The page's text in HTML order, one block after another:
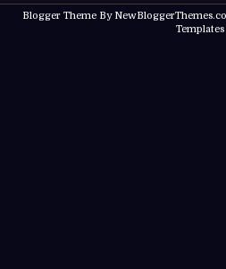
Blogger Theme By
Templates